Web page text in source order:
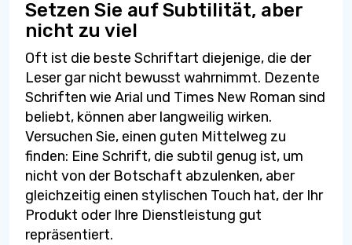
Setzen Sie auf Subtilität, aber
nicht zu viel
Oft ist die beste Schriftart diejenige, die der
Leser gar nicht bewusst wahrnimmt. Dezente
Schriften wie Arial und Times New Roman sind
beliebt, können aber langweilig wirken.
Versuchen Sie, einen guten Mittelweg zu
finden: Eine Schrift, die subtil genug ist, um
nicht von der Botschaft abzulenken, aber
gleichzeitig einen stylischen Touch hat, der Ihr
Produkt oder Ihre Dienstleistung gut
repräsentiert.